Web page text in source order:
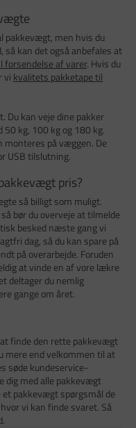
pakkevægt, men hvis du
så kan det også anbefales at
forsendelse af varer. Hvis du
vi kvalitets pakketape til
Du kan veje dine pakker
kg, 100 kg og 180 kg.
monteres på væggen. De
USB tilslutning.
pris?
så billigt som muligt.
bør du overveje at tilmelde
besked næste gang vi
dag, så du kan spare på
på overarbejde. Foruden
at vinde en af vore lækre
deltager du nemlig
gange om året.
finde den rette pakkevægt
mere end velkommen til at
søde kundeservice-
dig med alle pakkevægt
et pakkevægt spørgsmål de
vi kan finde svaret. Så